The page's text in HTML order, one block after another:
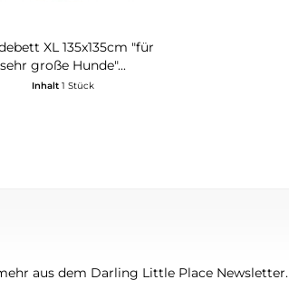
XL 135x135cm "für
sehr große Hunde"...
Inhalt 1 Stück
aus dem Darling Little Place Newsletter.